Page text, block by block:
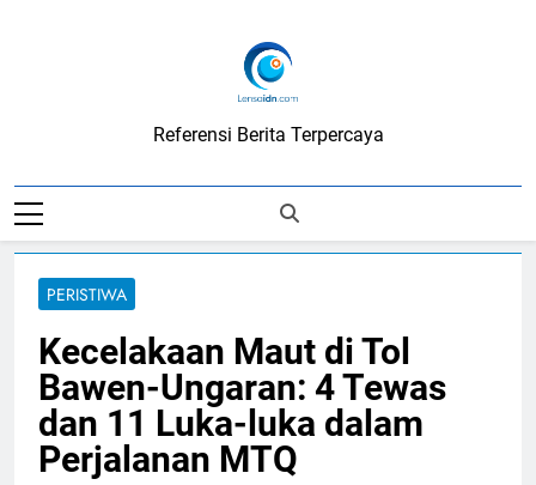
LensaIDN
Referensi Berita Terpercaya
PERISTIWA
Kecelakaan Maut di Tol
Bawen-Ungaran: 4 Tewas
dan 11 Luka-luka dalam
Perjalanan MTQ